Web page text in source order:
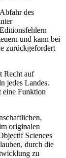
des
und kann bei
zurückgefordert
Recht auf
jedes Landes.
eine Funktion
originalen
Sciences
durch die
zu